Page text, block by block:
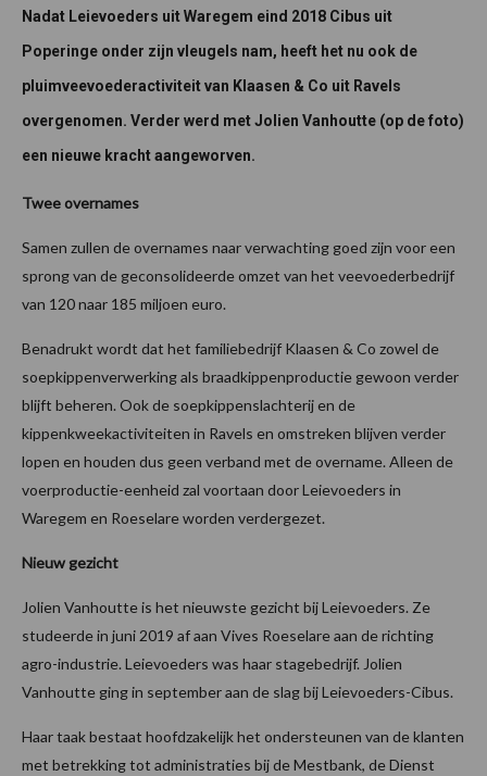
Nadat Leievoeders uit Waregem eind 2018 Cibus uit
Poperinge onder zijn vleugels nam, heeft het nu ook de
pluimveevoederactiviteit van Klaasen & Co uit Ravels
overgenomen. Verder werd met Jolien Vanhoutte (op de foto)
een nieuwe kracht aangeworven.
Twee overnames
Samen zullen de overnames naar verwachting goed zijn voor een
sprong van de geconsolideerde omzet van het veevoederbedrijf
van 120 naar 185 miljoen euro.
Benadrukt wordt dat het familiebedrijf Klaasen & Co zowel de
soepkippenverwerking als braadkippenproductie gewoon verder
blijft beheren. Ook de soepkippenslachterij en de
kippenkweekactiviteiten in Ravels en omstreken blijven verder
lopen en houden dus geen verband met de overname. Alleen de
voerproductie-eenheid zal voortaan door Leievoeders in
Waregem en Roeselare worden verdergezet.
Nieuw gezicht
Jolien Vanhoutte is het nieuwste gezicht bij Leievoeders. Ze
studeerde in juni 2019 af aan Vives Roeselare aan de richting
agro-industrie. Leievoeders was haar stagebedrijf. Jolien
Vanhoutte ging in september aan de slag bij Leievoeders-Cibus.
Haar taak bestaat hoofdzakelijk het ondersteunen van de klanten
met betrekking tot administraties bij de Mestbank, de Dienst